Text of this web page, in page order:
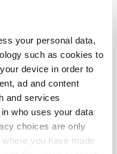
your personal data,
such as cookies to
device in order to
ad and content
and services
who uses your data
choices are only
you have made